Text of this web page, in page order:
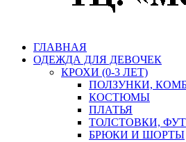
ГЛАВНАЯ
ОДЕЖДА ДЛЯ ДЕВОЧЕК
КРОХИ (0-3 ЛЕТ)
ПОЛЗУНКИ,
КОСТЮМЫ
ПЛАТЬЯ
ТОЛСТОВКИ,
БРЮКИ И ШОРТЫ